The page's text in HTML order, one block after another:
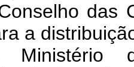
das
a
Ministério